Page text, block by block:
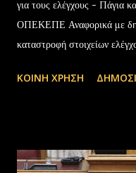
για τους ελέγχους - Πάγια
ΟΠΕΚΕΠΕ Αναφορικά με
καταστροφή στοιχείων
εστάλη προς ανακύκλωση
αποστολή των Πινάκων
ΚΟΙΝΉ ΧΡΉΣΗ